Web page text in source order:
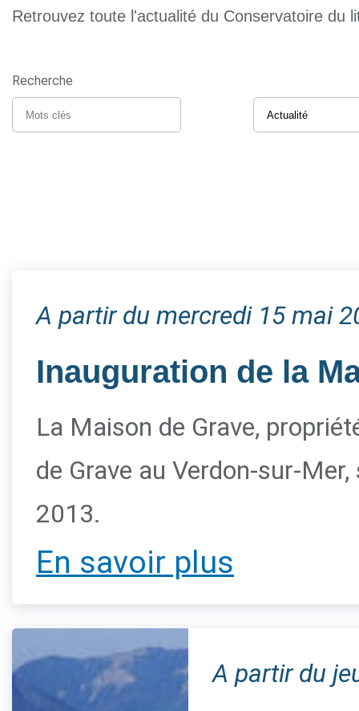
Retrouvez toute l'actualité du Conservatoire du
Recherche
A partir du mercredi 15 mai
Inauguration de la
La Maison de Grave,
de Grave au Verdon-sur-
2013.
En savoir plus
A partir du